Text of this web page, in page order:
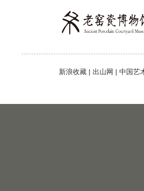
新浪收藏 | 出山网 | 中国艺